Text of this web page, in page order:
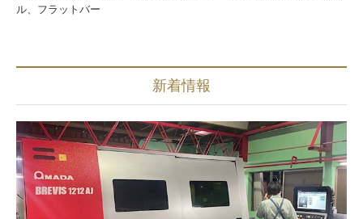
ル、フラットバー
新着情報